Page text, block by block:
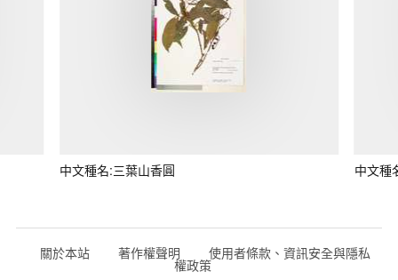
中文種名:三葉山香圓 中文種
關於本站 著作權聲明 使用者條款、資訊安全與隱私
權政策